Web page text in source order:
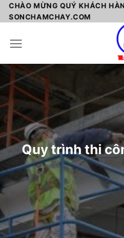
Skip
to
CHÀO MỪNG QUÝ KHÁCH
SONCHAMCHAY.COM
Quy trình thi